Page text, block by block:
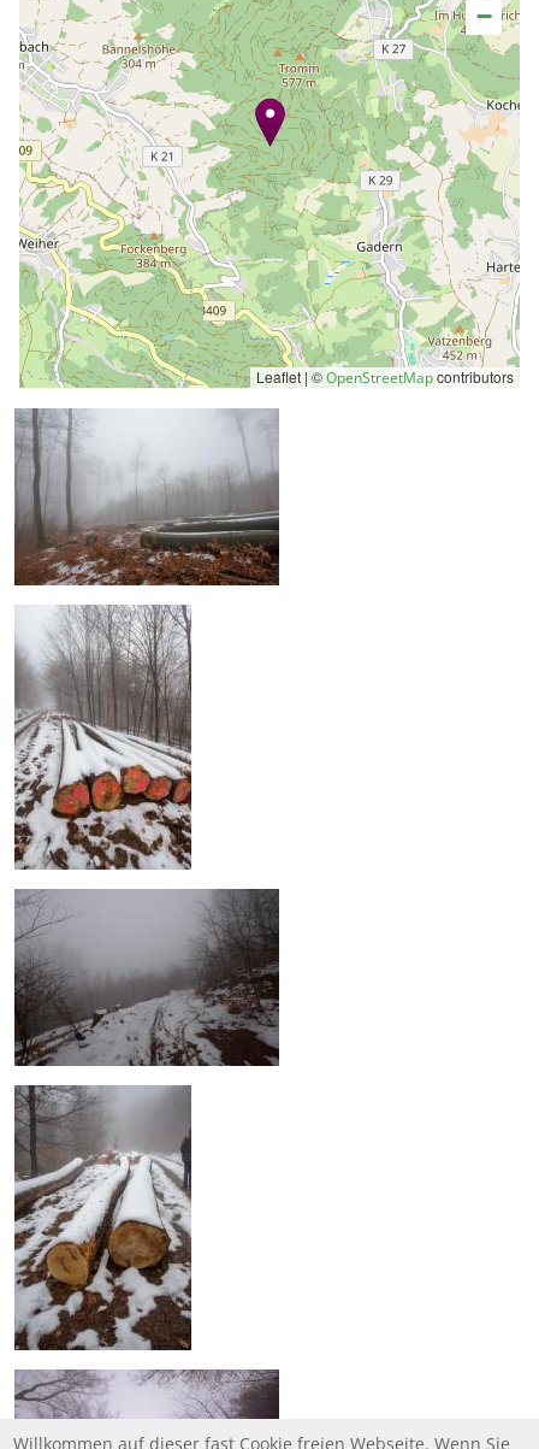
−
Leaflet | ©OpenStreetMapcontributors
Willkommen auf dieser fast Cookie freien Webseite. Wenn Sie